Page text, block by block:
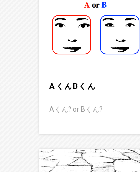
AくんBくん
Aくん? or Bくん?